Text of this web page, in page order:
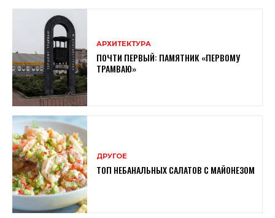
АРХИТЕКТУРА
ПОЧТИ ПЕРВЫЙ: ПАМЯТНИК «ПЕРВОМУ
ТРАМВАЮ»
ДРУГОЕ
ТОП НЕБАНАЛЬНЫХ САЛАТОВ С МАЙОНЕЗОМ